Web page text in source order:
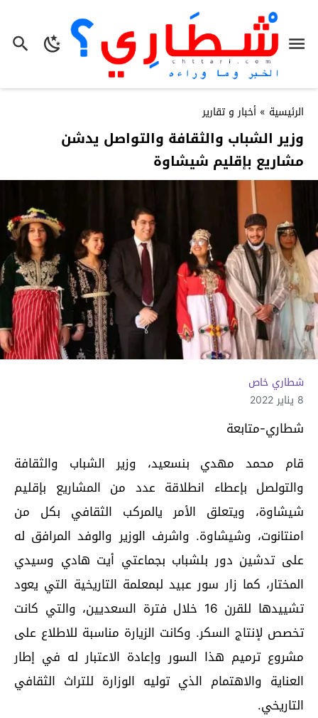
الرئيسية » أخبار و تقارير
وزير الشباب والثقافة والتواصل يدشن
مشاريع بإقليم شيشاوة
شطاري خاص
8 يناير 2022
شطاري-متابعة
قام محمد مهدي بنسعيد، وزير الشباب والثقافة
والتولصل بإعطاء انطلاقة عدد من المشاريع بإقليم
شيشاوة، ويتعلق الأمر يالمركب الثقافي بكل من
امنتانوت، وشيشاوة. واشرف الوزير والوفد المرافق له
على تدشين دور بلشباب بجماعتي أيت هادي وسيدي
المختار، كما زار سور عبيد لبمعلمة التاريخية التي يعود
تشييدها للقرن 16 خلال فترة السعديين، والتي كانت
تخصص لإنتاج السكر. وكانت الزيارة مناسبة للاطلاع على
مشروع ترميم هذا السور وإعادة الاعتبار له في إطار
العناية والاهتمام الذي توليه الوزارة للتراث الثقافي
التاريخي.